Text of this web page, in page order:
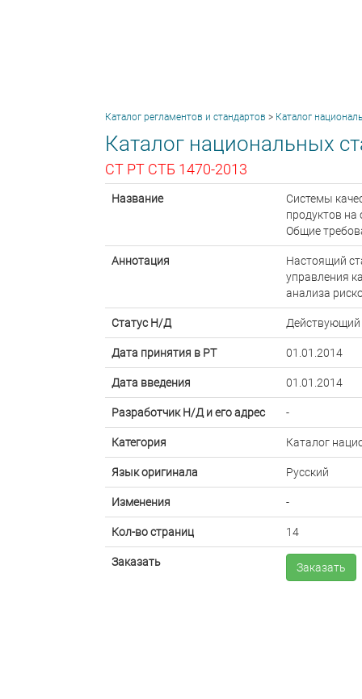
Каталог регламентов и стандартов > Каталог
Каталог национальных
СТ РТ СТБ 1470-2013
Название
Системы
продуктов на
Общие
Аннотация
Настоящий
управления
анализа
Статус Н/Д Действующий
Дата принятия в РТ 01.01.2014
Дата введения 01.01.2014
Разработчик Н/Д и его адрес -
Категория Каталог
Язык оригинала Русский
Изменения -
Кол-во страниц 14
Заказать Заказать